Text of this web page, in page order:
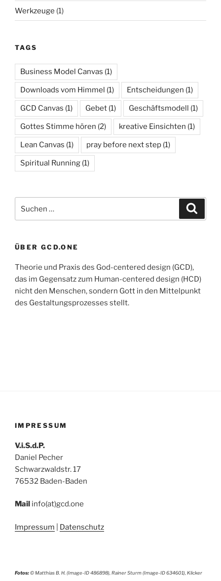
Werkzeuge (1)
TAGS
Business Model Canvas (1)
Downloads vom Himmel (1) Entscheidungen (1)
GCD Canvas (1) Gebet (1) Geschäftsmodell (1)
Gottes Stimme hören (2) kreative Einsichten (1)
Lean Canvas (1) pray before next step (1)
Spiritual Running (1)
nach:
ÜBER GCD.ONE
Theorie und Praxis des God-centered design (GCD),
das im Gegensatz zum Human-centered design (HCD)
nicht den Menschen, sondern Gott in den Mittelpunkt
des Gestaltungsprozesses stellt.
IMPRESSUM
V.i.S.d.P.
Daniel Pecher
Schwarzwaldstr. 17
76532 Baden-Baden
Mail info(at)gcd.one
Impressum Datenschutz
Fotos:© Matthias B. H. (Image-ID 486898), Rainer Sturm (Image-ID 634601), Klicker